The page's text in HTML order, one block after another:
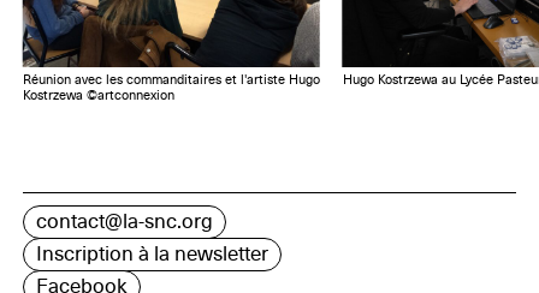
Réunion avec les commanditaires et l'artiste Hugo
Kostrzewa ©artconnexion
Hugo Kostrzewa au Lycée
contact@la-snc.org
Inscription à la newsletter
Facebook